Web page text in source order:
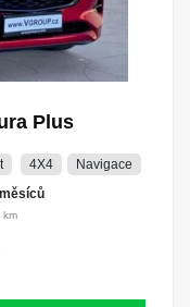
Plus
4X4
Navigace
km